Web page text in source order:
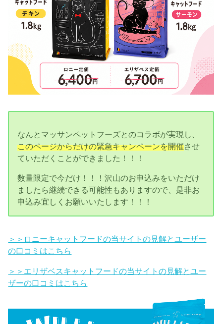
なんとマッサンペットフーズとのコラボが実現し、
このページからだけの緊急キャンペーンを開催させ
ていただくことができました！！！
数量限定で今だけ！！！沢山のお申込みをいただけ
ましたら継続できる可能性もありますので、是非お
申込み宜しくお願いいたします！！！
＞＞ロニーキャットフードの当サイトの見解とユーザー
の口コミはこちら
＞＞エリザベスキャットフードの当サイトの見解とユー
ザーの口コミはこちら